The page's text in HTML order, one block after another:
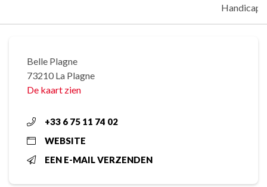
Handicap
Belle Plagne
73210 La Plagne
De kaart zien
+33 6 75 11 74 02
WEBSITE
EEN E-MAIL VERZENDEN